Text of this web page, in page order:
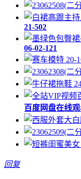
21-502
06-02-121
百度网盘在线
回复